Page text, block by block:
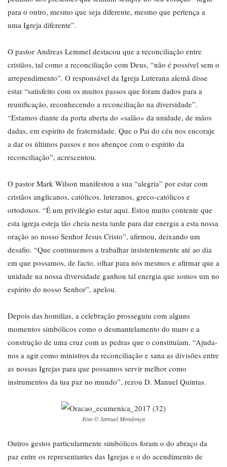
para o outro, mesmo que seja diferente, mesmo que pertença a
uma Igreja diferente”.
O pastor Andreas Lemmel destacou que a reconciliação entre
cristãos, tal como a reconciliação com Deus, “não é possível sem o
arrependimento”. O responsável da Igreja Luterana alemã disse
estar “satisfeito com os muitos passos que foram dados para a
reunificação, reconhecendo a reconciliação na diversidade”.
“Estamos diante da porta aberta do «salão» da unidade, de mãos
dadas, em espírito de fraternidade. Que o Pai do céu nos encoraje
a dar os últimos passos e nos abençoe com o espírito da
reconciliação”, acrescentou.
O pastor Mark Wilson manifestou a sua “alegria” por estar com
cristãos anglicanos, católicos, luteranos, greco-católicos e
ortodoxos. “É um privilégio estar aqui. Estou muito contente que
esta igreja esteja tão cheia nesta tarde para dar energia a esta nossa
oração ao nosso Senhor Jesus Cristo”, afirmou, deixando um
desafio. “Que continuemos a trabalhar insistentemente até ao dia
em que possamos, de facto, olhar para nós mesmos e afirmar que a
unidade na nossa diversidade ganhou tal energia que somos um no
espírito do nosso Senhor”, apelou.
Depois das homilias, a celebração prosseguiu com alguns
momentos simbólicos como o desmantelamento do muro e a
construção de uma cruz com as pedras que o constituíam. “Ajuda-
nos a agir como ministros da reconciliação e sana as divisões entre
as nossas Igrejas para que possamos servir melhor como
instrumentos da tua paz no mundo”, rezou D. Manuel Quintas.
Foto © Samuel Mendonça
Outros gestos particularmente simbólicos foram o do abraço da
paz entre os representantes das Igrejas e o do acendimento de